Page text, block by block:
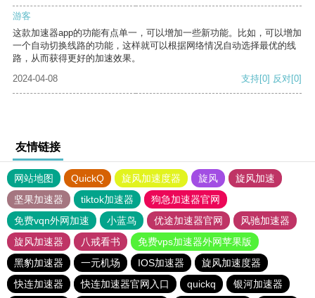
游客
这款加速器app的功能有点单一，可以增加一些新功能。比如，可以增加
一个自动切换线路的功能，这样就可以根据网络情况自动选择最优的线
路，从而获得更好的加速效果。
2024-04-08
支持[0] 反对[0]
友情链接
网站地图 QuickQ 旋风加速度器 旋风
旋风加速
坚果加速器
tiktok加速器
狗急加速器官网
免费vqn外网加速
小蓝鸟 优途加速器官网
风驰加速器
旋风加速器
八戒看书
免费vps加速器外网苹果版
黑豹加速器
一元机场 IOS加速器
旋风加速度器
快连加速器
快连加速器官网入口 quickq 银河加速器